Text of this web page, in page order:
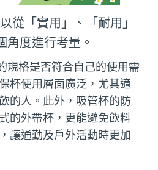
從「實用」、「耐用」
角度進行考量。
規格是否符合自己的使用需
杯使用層面廣泛，尤其適
的人。此外，吸管杯的防
的外帶杯，更能避免飲料
讓通勤及戶外活動時更加